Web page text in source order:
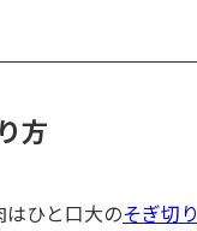
方
はひと口大のそぎ切り